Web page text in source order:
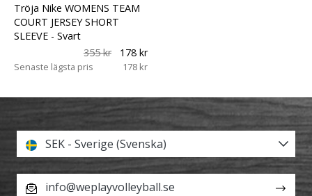
Tröja Nike WOMENS TEAM
COURT JERSEY SHORT
SLEEVE - Svart
355 kr
178 kr
Senaste lägsta pris 178 kr
SEK - Sverige (Svenska)
info@weplayvolleyball.se